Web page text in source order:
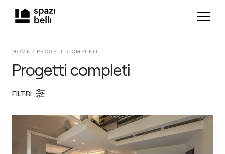
Progetti completi
HOME / PROGETTI COMPLETI
FILTRI